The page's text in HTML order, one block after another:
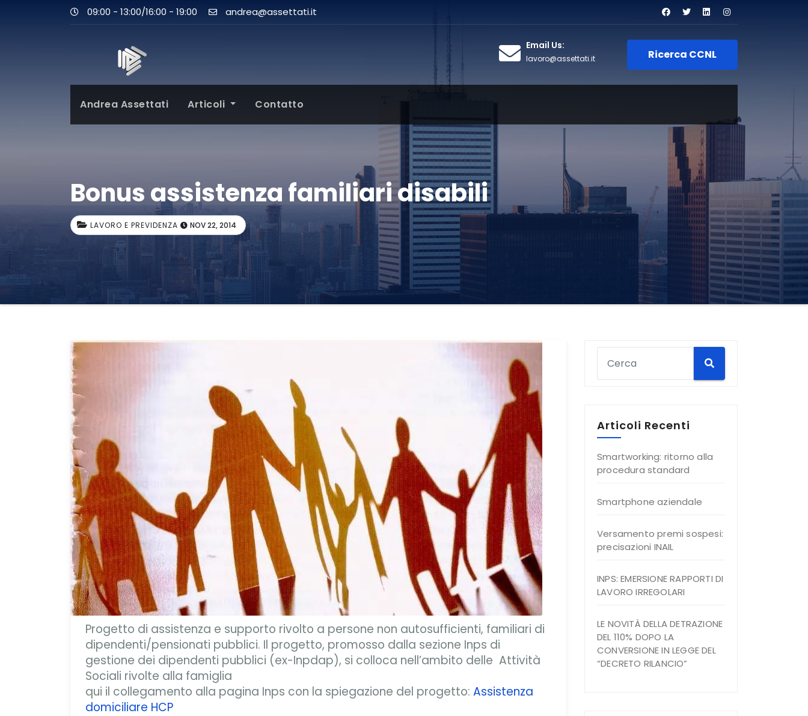
09:00 - 13:00/16:00 - 19:00 andrea@assettati.it
Email Us:
lavoro@assettati.it Ricerca CCNL
Andrea Assettati Articoli Contatto
Bonus assistenza familiari disabili
LAVORO E PREVIDENZA NOV 22, 2014
Progetto di assistenza e supporto rivolto a persone non autosufficienti, familiari di
dipendenti/pensionati pubblici. Il progetto, promosso dalla sezione Inps di
gestione dei dipendenti pubblici (ex-Inpdap), si colloca nell’ambito delle Attività
Sociali rivolte alla famiglia
qui il collegamento alla pagina Inps con la spiegazione del progetto: Assistenza
domiciliare HCP
Articoli Recenti
Smartworking: ritorno alla
procedura standard
Smartphone aziendale
Versamento premi sospesi:
precisazioni INAIL
INPS: EMERSIONE RAPPORTI DI
LAVORO IRREGOLARI
LE NOVITÀ DELLA DETRAZIONE
DEL 110% DOPO LA
CONVERSIONE IN LEGGE DEL
“DECRETO RILANCIO”